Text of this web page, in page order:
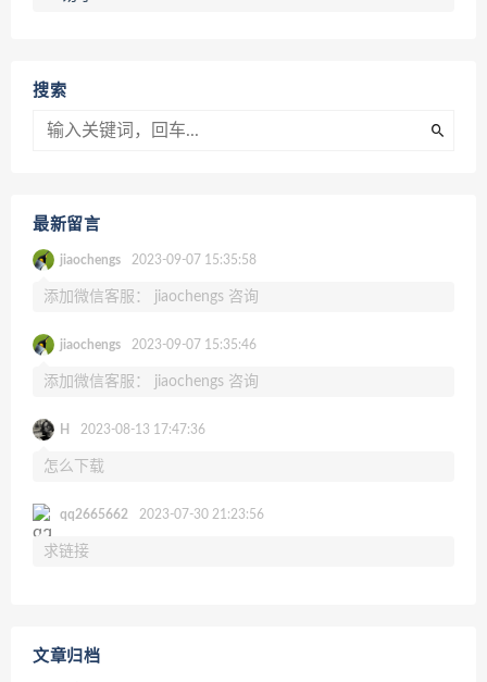
搜索
最新留言
jiaochengs 2023-09-07 15:35:58
添加微信客服： jiaochengs 咨询
jiaochengs 2023-09-07 15:35:46
添加微信客服： jiaochengs 咨询
H 2023-08-13 17:47:36
怎么下载
qq2665662 2023-07-30 21:23:56
求链接
文章归档